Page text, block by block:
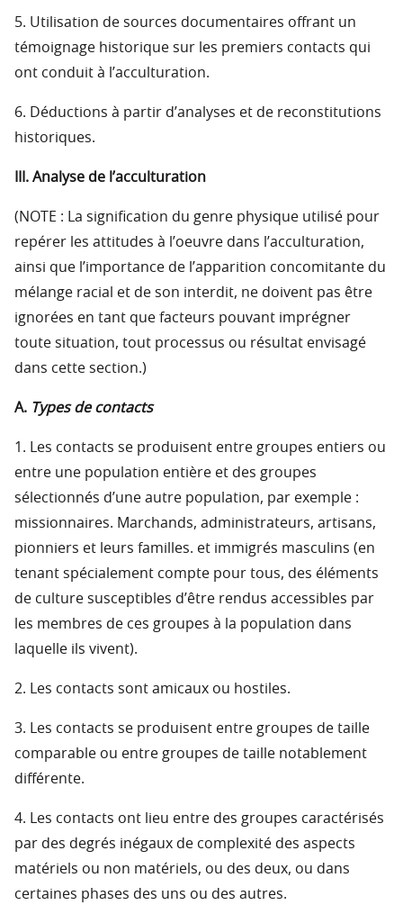
5. Utilisation de sources documentaires offrant un
témoignage historique sur les premiers contacts qui
ont conduit à l’acculturation.
6. Déductions à partir d’analyses et de reconstitutions
historiques.
III. Analyse de l’acculturation
(NOTE : La signification du genre physique utilisé pour
repérer les attitudes à l’oeuvre dans l’acculturation,
ainsi que l’importance de l’apparition concomitante du
mélange racial et de son interdit, ne doivent pas être
ignorées en tant que facteurs pouvant imprégner
toute situation, tout processus ou résultat envisagé
dans cette section.)
A. Types de contacts
1. Les contacts se produisent entre groupes entiers ou
entre une population entière et des groupes
sélectionnés d’une autre population, par exemple :
missionnaires. Marchands, administrateurs, artisans,
pionniers et leurs familles. et immigrés masculins (en
tenant spécialement compte pour tous, des éléments
de culture susceptibles d’être rendus accessibles par
les membres de ces groupes à la population dans
laquelle ils vivent).
2. Les contacts sont amicaux ou hostiles.
3. Les contacts se produisent entre groupes de taille
comparable ou entre groupes de taille notablement
différente.
4. Les contacts ont lieu entre des groupes caractérisés
par des degrés inégaux de complexité des aspects
matériels ou non matériels, ou des deux, ou dans
certaines phases des uns ou des autres.